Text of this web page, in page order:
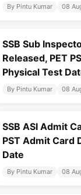
By Pintu Kumar 08
SSB Sub
Released, PET
Physical Test
By Pintu Kumar 08
SSB ASI Admit
PST Admit Card
Date
By Pintu Kumar 08